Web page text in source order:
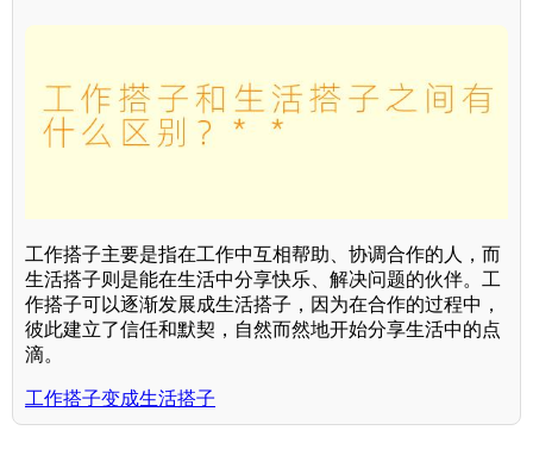
工作搭子主要是指在工作中互相帮助、协调合作的人，而
生活搭子则是能在生活中分享快乐、解决问题的伙伴。工
作搭子可以逐渐发展成生活搭子，因为在合作的过程中，
彼此建立了信任和默契，自然而然地开始分享生活中的点
滴。
工作搭子变成生活搭子